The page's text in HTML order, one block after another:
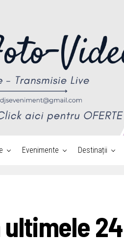
Evenimente Destinații